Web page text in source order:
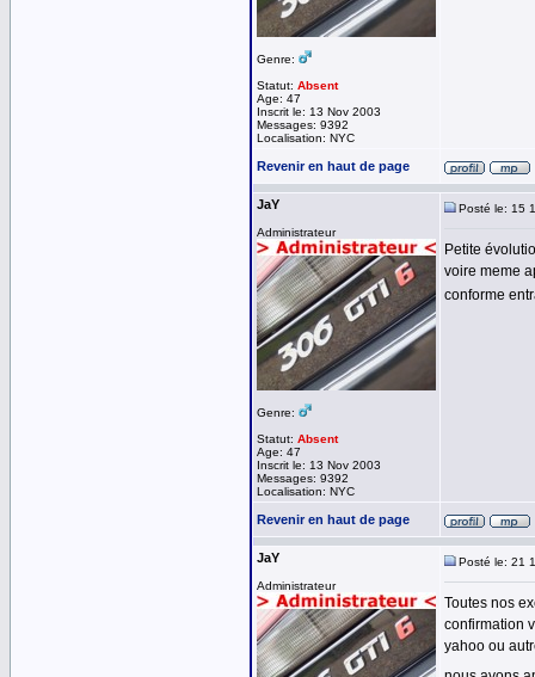
Genre:
Statut: Absent
Age: 47
Inscrit le: 13 Nov 2003
Messages: 9392
Localisation: NYC
Revenir en haut de page
JaY
Administrateur
Genre:
Statut: Absent
Age: 47
Inscrit le: 13 Nov 2003
Messages: 9392
Localisation: NYC
Posté le: 15
Petite
voire meme
conforme
Revenir en haut de page
JaY
Administrateur
Posté le: 21
Toutes nos
confirmation
yahoo ou